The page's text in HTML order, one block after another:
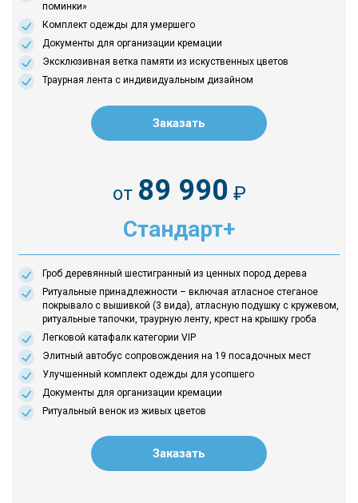
поминки»
Комплект одежды для умершего
Документы для организации кремации
Эксклюзивная ветка памяти из искуственных цветов
Траурная лента с индивидуальным дизайном
Заказать
от 89 990 ₽
Стандарт+
Гроб деревянный шестигранный из ценных пород дерева
Ритуальные принадлежности – включая атласное стеганое
покрывало с вышивкой (3 вида), атласную подушку с кружевом,
ритуальные тапочки, траурную ленту, крест на крышку гроба
Легковой катафалк категории VIP
Элитный автобус сопровождения на 19 посадочных мест
Улучшенный комплект одежды для усопшего
Документы для организации кремации
Ритуальный венок из живых цветов
Заказать